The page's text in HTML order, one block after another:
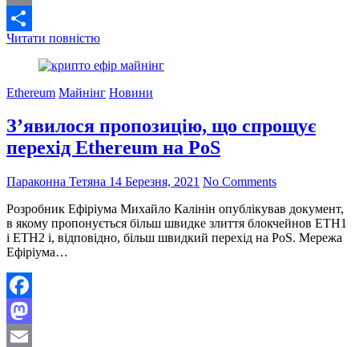
Email
Поділитися
Читати повністюRipple
частки
Moneygram
припинення
відносин
Ethereum Майнінг Новини
З’явилося пропозицію, що спрощує
перехід Ethereum на PoS
Параконна Тетяна 14 Березня, 2021 No Comments
Розробник Ефіріума Михайло Калінін опублікував документ,
в якому пропонується більш швидке злиття блокчейнов ETH1
і ETH2 і, відповідно, більш швидкий перехід на PoS. Мережа
Ефіріума…
Facebook
Mastodon